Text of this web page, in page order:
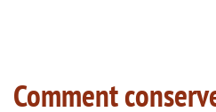
Comment